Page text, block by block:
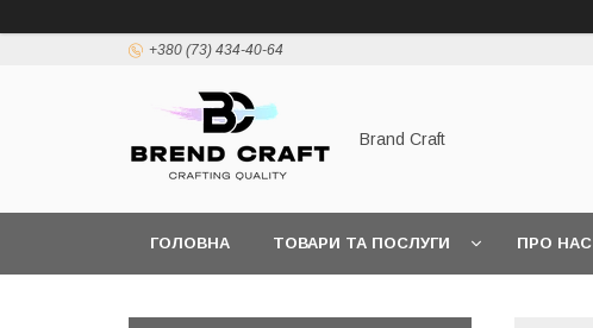
+380 (73) 434-40-64
Brand Craft
ГОЛОВНА ТОВАРИ ТА ПОСЛУГИ ПРО НАС